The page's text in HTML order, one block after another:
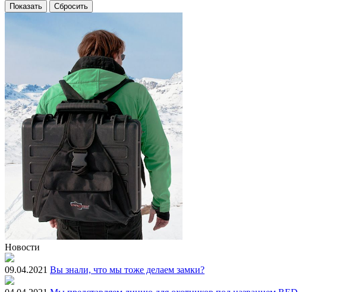
Новости
09.04.2021 Вы знали, что мы тоже делаем замки?